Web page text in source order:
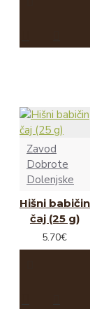
Zavod
Dobrote
Dolenjske
Hišni babičin
čaj (25 g)
5.70€